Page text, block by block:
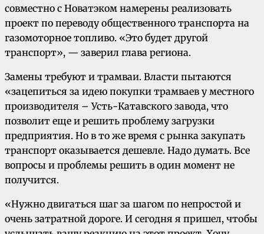
совместно с Новатэком намерены реализовать
проект по переводу общественного транспорта на
газомоторное топливо. «Это будет другой
транспорт», — заверил глава региона.
Замены требуют и трамваи. Власти пытаются
«зацепиться за идею покупки трамваев у местного
производителя – Усть-Катавского завода, что
позволит еще и решить проблему загрузки
предприятия. Но в то же время с рынка закупать
транспорт оказывается дешевле. Надо думать. Все
вопросы и проблемы решить в один момент не
получится.
«Нужно двигаться шаг за шагом по непростой и
очень затратной дороге. И сегодня я пришел, чтобы